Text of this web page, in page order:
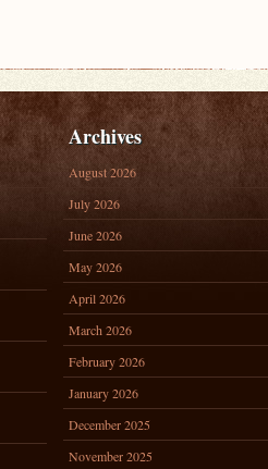
Archives
August 2026
July 2026
June 2026
May 2026
April 2026
March 2026
February 2026
January 2026
December 2025
November 2025